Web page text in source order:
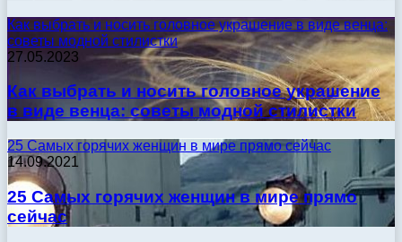
Как выбрать и носить головное украшение в виде венца:
советы модной стилистки
27.05.2023
Как выбрать и носить головное украшение
в виде венца: советы модной стилистки
25 Самых горячих женщин в мире прямо сейчас
14.09.2021
25 Самых горячих женщин в мире прямо
сейчас